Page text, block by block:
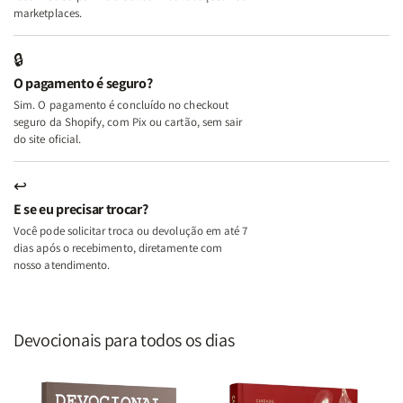
Mulher
Lar
Lar
marketplaces.
🔒
O pagamento é seguro?
Sim. O pagamento é concluído no checkout
seguro da Shopify, com Pix ou cartão, sem sair
do site oficial.
↩
E se eu precisar trocar?
Você pode solicitar troca ou devolução em até 7
dias após o recebimento, diretamente com
nosso atendimento.
Devocionais para todos os dias